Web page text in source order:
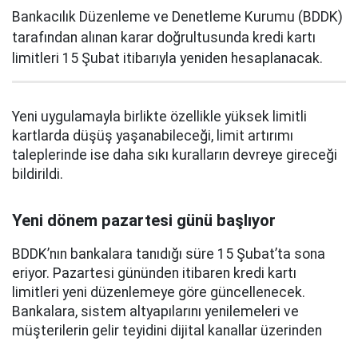
Bankacılık Düzenleme ve Denetleme Kurumu (BDDK)
tarafından alınan karar doğrultusunda kredi kartı
limitleri 15 Şubat itibarıyla yeniden hesaplanacak.
Yeni uygulamayla birlikte özellikle yüksek limitli
kartlarda düşüş yaşanabileceği, limit artırımı
taleplerinde ise daha sıkı kuralların devreye gireceği
bildirildi.
Yeni dönem pazartesi günü başlıyor
BDDK’nın bankalara tanıdığı süre 15 Şubat’ta sona
eriyor. Pazartesi gününden itibaren kredi kartı
limitleri yeni düzenlemeye göre güncellenecek.
Bankalara, sistem altyapılarını yenilemeleri ve
müşterilerin gelir teyidini dijital kanallar üzerinden